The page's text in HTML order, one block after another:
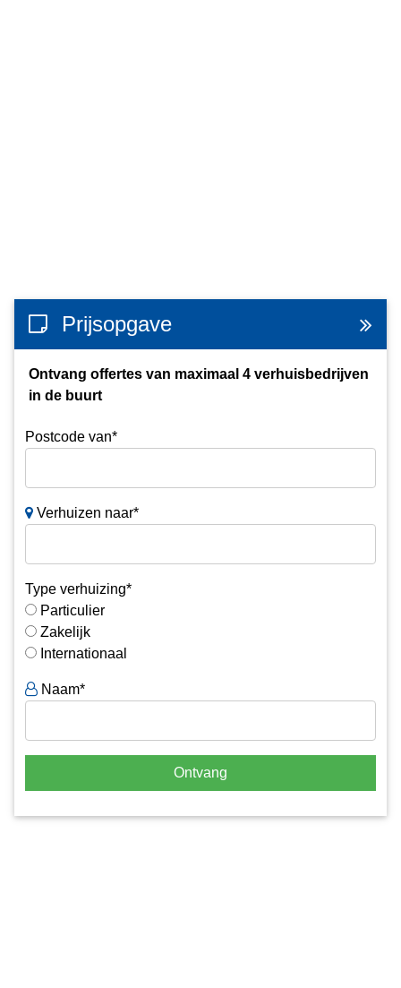
Prijsopgave
Ontvang offertes van maximaal 4 verhuisbedrijven
in de buurt
Postcode van*
Verhuizen naar*
Type verhuizing*
Particulier
Zakelijk
Internationaal
Naam*
Ontvang